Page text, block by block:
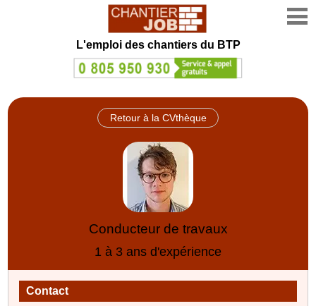
L'emploi des chantiers du BTP
Retour à la CVthèque
Conducteur de travaux
1 à 3 ans d'expérience
Contact